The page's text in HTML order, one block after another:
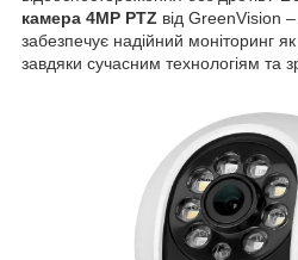
камера 4MP PTZ від GreenVision
забезпечує надійний моніторинг
завдяки сучасним технологіям та